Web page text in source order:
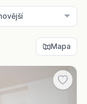
Mapa